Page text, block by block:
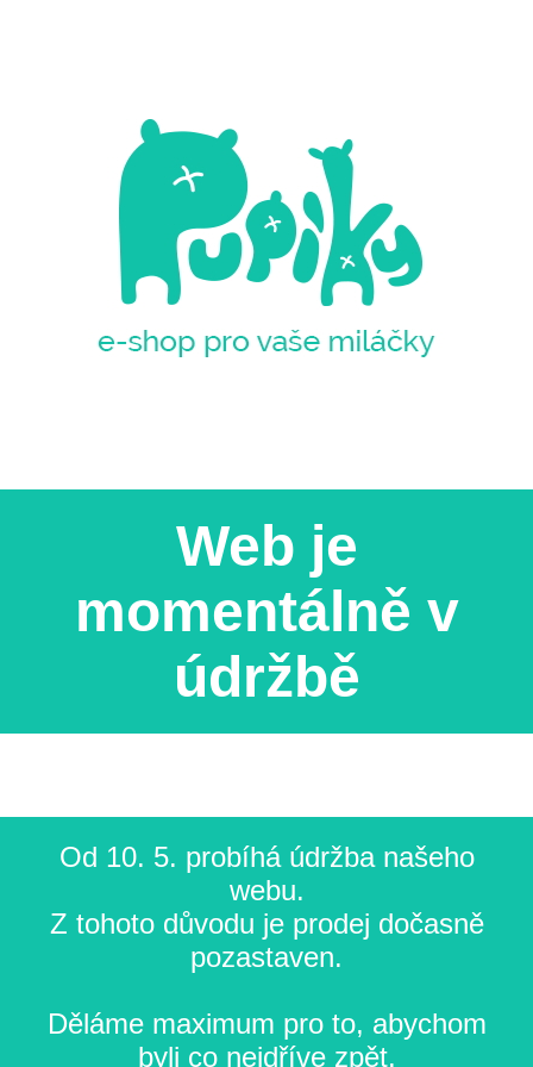
Web je
momentálně v
údržbě
Od 10. 5. probíhá údržba našeho
webu.
Z tohoto důvodu je prodej dočasně
pozastaven.
Děláme maximum pro to, abychom
byli co nejdříve zpět.